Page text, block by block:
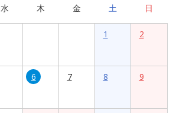
水 木 金 土 日
1 2
6 7 8 9